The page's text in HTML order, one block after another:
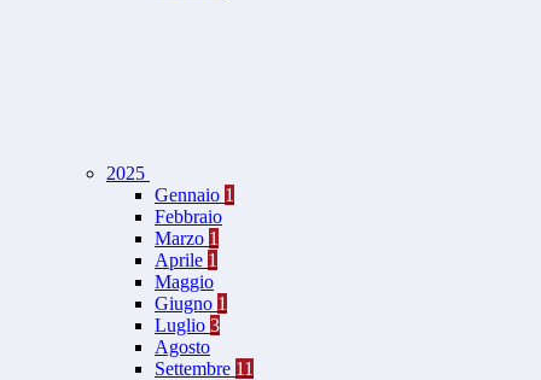
2025
Gennaio 1
Febbraio
Marzo 1
Aprile 1
Maggio
Giugno 1
Luglio 3
Agosto
Settembre 11